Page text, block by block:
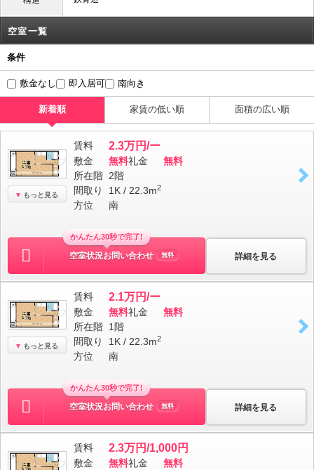
空室一覧
条件
敷金なし 即入居可 南向き
新着順 家賃の低い順 面積の広い順
もっと見る
賃料 2.3万円/ー
敷金 無料礼金
無料
所在階 2階
間取り
1K / 22.3m2
方位 南
詳細を見る
かんたん30秒で完了!
空室状況お問い合わせ 無料
もっと見る
賃料 2.1万円/ー
敷金 無料礼金
無料
所在階 1階
間取り
1K / 22.3m2
方位 南
詳細を見る
かんたん30秒で完了!
空室状況お問い合わせ 無料
賃料 2.3万円/1,000円
敷金 無料礼金
無料